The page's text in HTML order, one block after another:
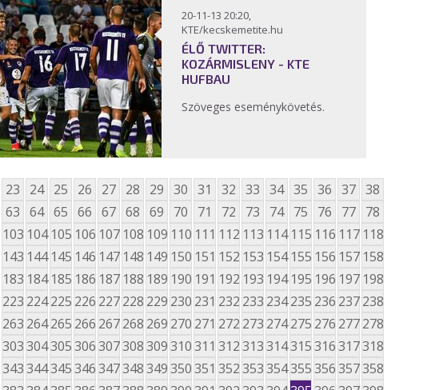
20-11-13 20:20,
KTE/kecskemetite.hu
ÉLŐ TWITTER:
KOZÁRMISLENY - KTE
HUFBAU
Szöveges eseménykövetés.
23 24 25 26 27 28 29 30 31 32 33 34 35 36 37 38
63 64 65 66 67 68 69 70 71 72 73 74 75 76 77 78
103 104 105 106 107 108 109 110 111 112 113 114 115 116 117 118
143 144 145 146 147 148 149 150 151 152 153 154 155 156 157 158
183 184 185 186 187 188 189 190 191 192 193 194 195 196 197 198
223 224225 226 227228 229 230 231 232 233 234235 236 237238
263 264265 266 267268 269 270 271 272 273 274275 276 277278
303304305306307308309310311 312313314315316317318
343344345346347348349350351 352353354355356357358